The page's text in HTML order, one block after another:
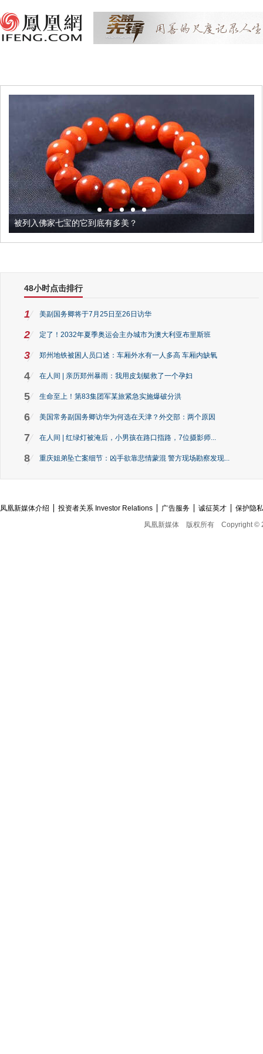
被列入佛家七宝的它到底有多美？
48小时点击排行
1 美副国务卿将于7月25日至26日访华
2 定了！2032年夏季奥运会主办城市为澳大利亚布里斯班
3 郑州地铁被困人员口述：车厢外水有一人多高 车厢内缺氧
4 在人间 | 亲历郑州暴雨：我用皮划艇救了一个孕妇
5 生命至上！第83集团军某旅紧急实施爆破分洪
6 美国常务副国务卿访华为何选在天津？外交部：两个原因
7 在人间 | 红绿灯被淹后，小男孩在路口指路，7位摄影师...
8 重庆姐弟坠亡案细节：凶手欲靠悲情蒙混 警方现场勘察发现...
凤凰新媒体介绍 投资者关系 Investor Relations 广告服务 诚征英才
保护隐
凤凰新媒体
版权所有 Copyright ©